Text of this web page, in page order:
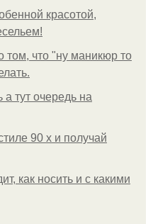
красотой,
том, что "ну маникюр то
тут очередь на
90 х и получай
как носить и с какими